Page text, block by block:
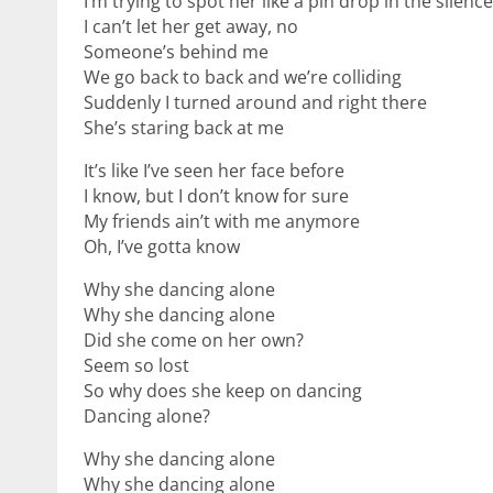
I can’t let her get away, no
Someone’s behind me
We go back to back and we’re colliding
Suddenly I turned around and right there
She’s staring back at me
It’s like I’ve seen her face before
I know, but I don’t know for sure
My friends ain’t with me anymore
Oh, I’ve gotta know
Why she dancing alone
Why she dancing alone
Did she come on her own?
Seem so lost
So why does she keep on dancing
Dancing alone?
Why she dancing alone
Why she dancing alone